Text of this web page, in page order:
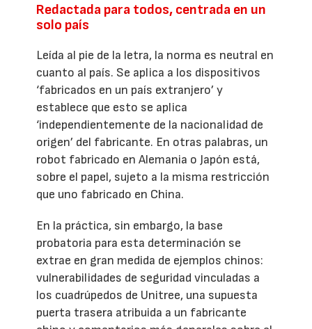
Redactada para todos, centrada en un
solo país
Leída al pie de la letra, la norma es neutral en
cuanto al país. Se aplica a los dispositivos
‘fabricados en un país extranjero’ y
establece que esto se aplica
‘independientemente de la nacionalidad de
origen’ del fabricante. En otras palabras, un
robot fabricado en Alemania o Japón está,
sobre el papel, sujeto a la misma restricción
que uno fabricado en China.
En la práctica, sin embargo, la base
probatoria para esta determinación se
extrae en gran medida de ejemplos chinos:
vulnerabilidades de seguridad vinculadas a
los cuadrúpedos de Unitree, una supuesta
puerta trasera atribuida a un fabricante